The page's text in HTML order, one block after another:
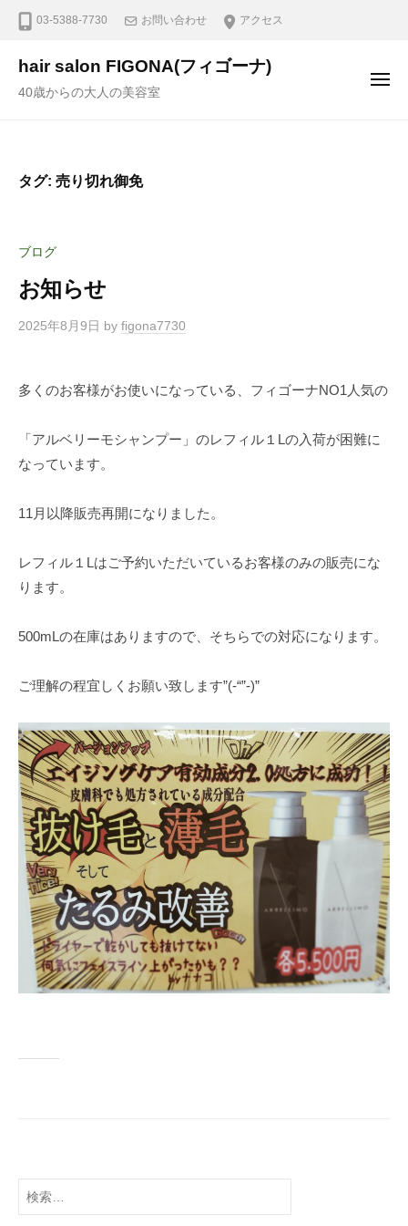
03-5388-7730 お問い合わせ アクセス
hair salon FIGONA(フィゴーナ)
40歳からの大人の美容室
タグ: 売り切れ御免
ブログ
お知らせ
2025年8月9日 by figona7730
多くのお客様がお使いになっている、フィゴーナNO1人気の
「アルベリーモシャンプー」のレフィル１Lの入荷が困難に
なっています。
11月以降販売再開になりました。
レフィル１Lはご予約いただいているお客様のみの販売にな
ります。
500mLの在庫はありますので、そちらでの対応になります。
ご理解の程宜しくお願い致します”(-“”-)”